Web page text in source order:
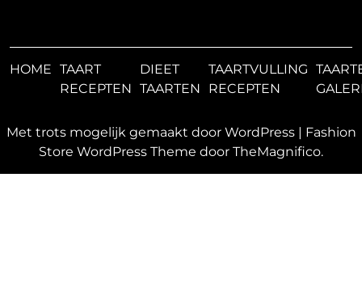
HOME TAART
RECEPTEN
DIEET
TAARTEN
TAARTVULLING
RECEPTEN
Met trots mogelijk gemaakt door WordPress | Fashion
Store WordPress Theme door TheMagnifico.